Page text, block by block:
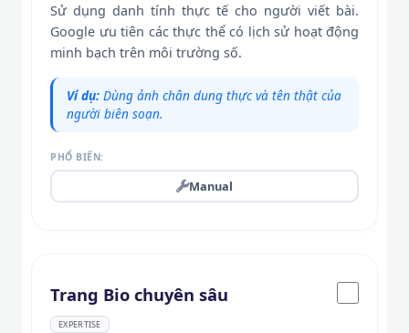
Sử dụng danh tính thực tế cho người viết bài.
Google ưu tiên các thực thể có lịch sử hoạt động
minh bạch trên môi trường số.
Ví dụ: Dùng ảnh chân dung thực và tên thật của
người biên soạn.
PHỔ BIẾN:
Manual
Trang Bio chuyên sâu
EXPERTISE